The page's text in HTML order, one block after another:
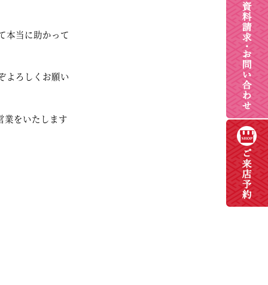
本当に助かって
よろしくお願い
業をいたします